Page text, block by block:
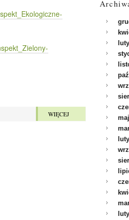
WIĘCEJ